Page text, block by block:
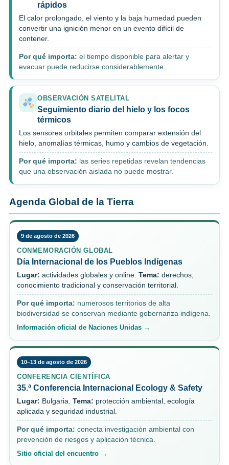
rápidos
El calor prolongado, el viento y la baja humedad pueden
convertir una ignición menor en un evento difícil de
contener.
Por qué importa: el tiempo disponible para alertar y
evacuar puede reducirse considerablemente.
OBSERVACIÓN SATELITAL
Seguimiento diario del hielo y los focos
térmicos
Los sensores orbitales permiten comparar extensión del
hielo, anomalías térmicas, humo y cambios de vegetación.
Por qué importa: las series repetidas revelan tendencias
que una observación aislada no puede mostrar.
Agenda Global de la Tierra
9 de agosto de 2026
CONMEMORACIÓN GLOBAL
Día Internacional de los Pueblos Indígenas
Lugar: actividades globales y online. Tema: derechos,
conocimiento tradicional y conservación territorial.
Por qué importa: numerosos territorios de alta
biodiversidad se conservan mediante gobernanza indígena.
Información oficial de Naciones Unidas →
10–13 de agosto de 2026
CONFERENCIA CIENTÍFICA
35.ª Conferencia Internacional Ecology & Safety
Lugar: Bulgaria. Tema: protección ambiental, ecología
aplicada y seguridad industrial.
Por qué importa: conecta investigación ambiental con
prevención de riesgos y aplicación técnica.
Sitio oficial del encuentro →